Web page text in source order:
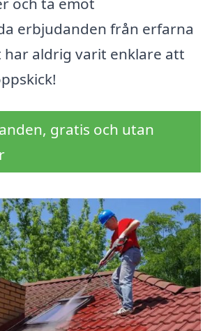
erbjudanden från erfarna
har aldrig varit enklare att
gratis och utan